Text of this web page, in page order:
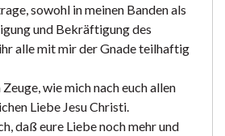
sowohl in meinen Banden als
und Bekräftigung des
alle mit mir der Gnade teilhaftig
wie mich nach euch allen
Liebe Jesu Christi.
daß eure Liebe noch mehr und